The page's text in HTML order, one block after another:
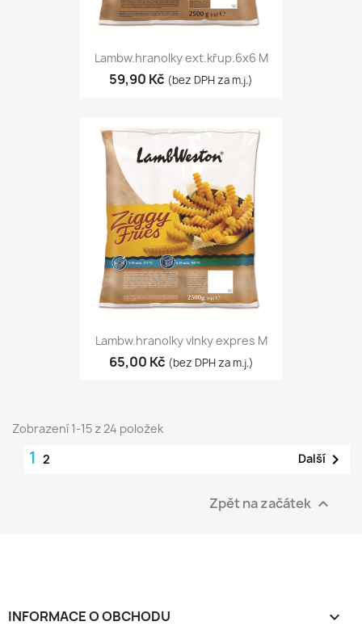
Lambw.hranolky ext.křup.6x6 M
59,90 Kč (bez DPH za m.j.)
Lambw.hranolky vlnky expres M
65,00 Kč (bez DPH za m.j.)
Zobrazení 1-15 z 24 položek
1 2 Další 
Zpět na začátek 
INFORMACE O OBCHODU keyboard_arrow_down